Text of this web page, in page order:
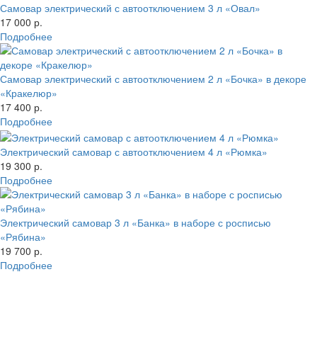
Самовар электрический с автоотключением 3 л «Овал»
17 000 р.
Подробнее
Самовар электрический с автоотключением 2 л «Бочка» в декоре
«Кракелюр»
17 400 р.
Подробнее
Электрический самовар с автоотключением 4 л «Рюмка»
19 300 р.
Подробнее
Электрический самовар 3 л «Банка» в наборе с росписью
«Рябина»
19 700 р.
Подробнее